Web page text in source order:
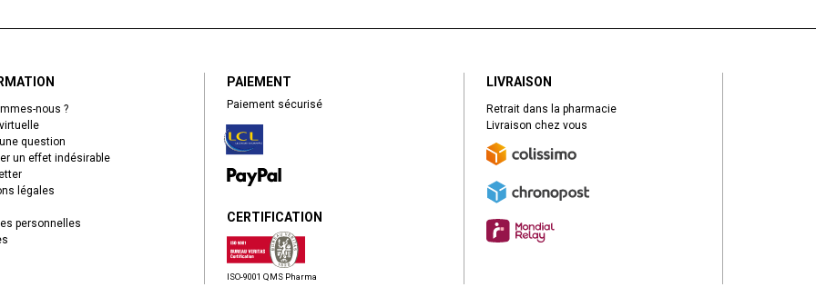
nous ?
question
un effet indésirable
légales
personnelles
PAIEMENT
Paiement sécurisé
CERTIFICATION
ISO-9001 QMS Pharma
LIVRAISON
Retrait dans la pharmacie
Livraison chez vous